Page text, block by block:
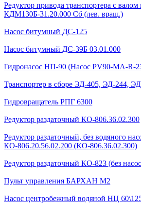
Редуктор привода транспортера с валом
КДМ130Б-31.20.000 Сб (лев. вращ.)
Насос битумный ДС-125
Насос битумный ДС-39Б 03.01.000
Гидронасос НП-90 (Насос PV90-MA-R-
Транспортер в сборе ЭД-405, ЭД-244,
Гидровращатель РПГ 6300
Редуктор раздаточный КО-806.36.02.300
Редуктор раздаточный, без водяного
КО-806.20.56.02.200 (КО-806.36.02.300)
Редуктор раздаточный КО-823 (без
Пульт управления БАРХАН М2
Насос центробежный водяной НЦ